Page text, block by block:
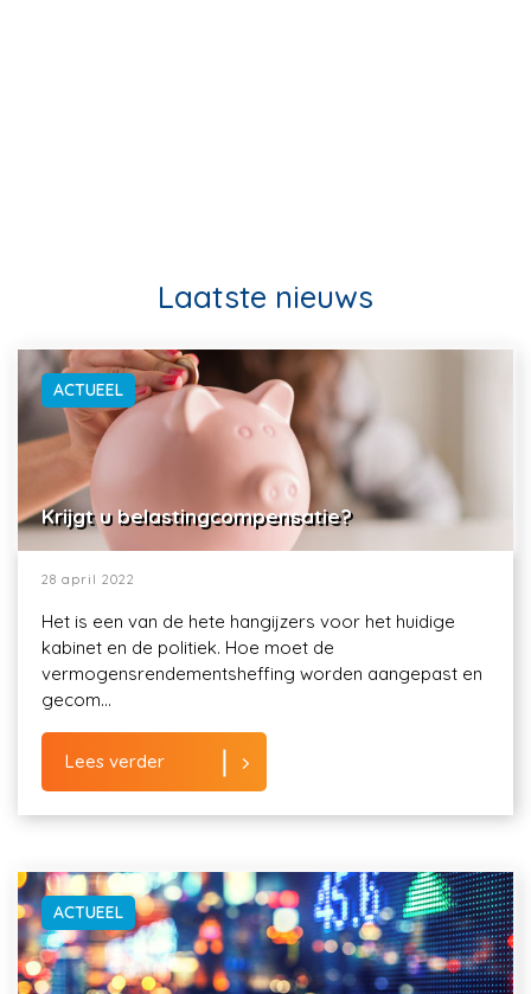
Laatste nieuws
ACTUEEL
Krijgt u belastingcompensatie?
28 april 2022
Het is een van de hete hangijzers voor het huidige
kabinet en de politiek. Hoe moet de
vermogensrendementsheffing worden aangepast en
gecom...
Lees verder
ACTUEEL